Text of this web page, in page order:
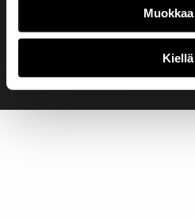
Muokkaa
Kiellä
Saavutettavuusseloste
Evästeasetukset